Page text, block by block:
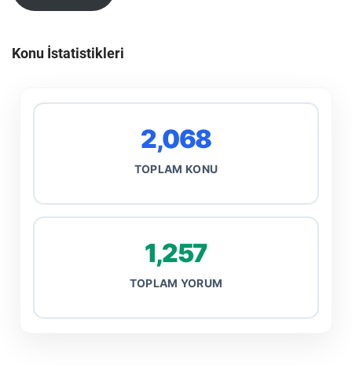
Konu İstatistikleri
2,068
TOPLAM KONU
1,257
TOPLAM YORUM